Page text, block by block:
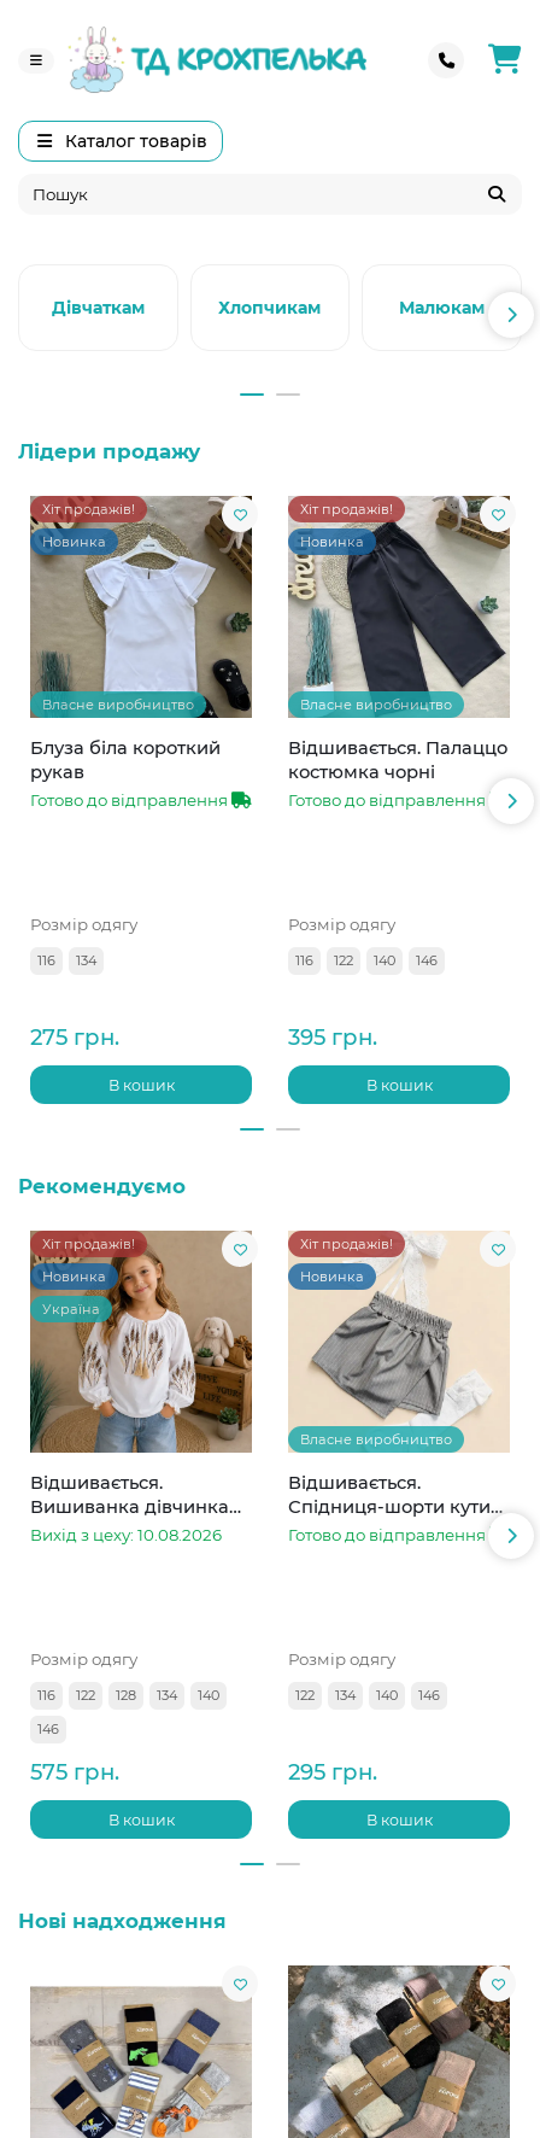
Каталог товарів
Дівчаткам Хлопчикам Малюкам
Лідери продажу
Хіт продажів!
Новинка
Власне виробництво
Блуза біла короткий
рукав
Готово до відправлення
Розмір одягу
116 134
275 грн.
В кошик
Хіт продажів!
Новинка
Власне виробництво
Відшивається. Палаццо
костюмка чорні
Готово до відправлення
Розмір одягу
116 122 140 146
395 грн.
В кошик
Рекомендуємо
Хіт продажів!
Новинка
Україна
Відшивається.
Вишиванка дівчинка
колоски
Вихід з цеху: 10.08.2026
Розмір одягу
116 122 128 134
140
146
575 грн.
В кошик
Хіт продажів!
Новинка
Власне виробництво
Відшивається.
Спідниця-шорти кутик
сіра в смужку
Готово до відправлення
Розмір одягу
122 134 140 146
295 грн.
В кошик
Нові надходження